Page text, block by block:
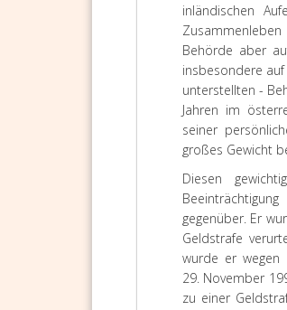
inländischen
Behörde aber
insbesondere
unterstellten -
Jahren im
seiner
großes Gewicht
Diesen
gegenüber. Er
Geldstrafe
wurde er wegen
29. November
zu einer